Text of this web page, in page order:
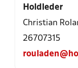
Holdleder
Christian
26707315